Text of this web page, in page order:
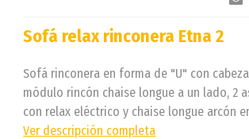
Sofá relax rinconera Etna 2
Sofá rinconera en forma de "U" con
módulo rincón chaise longue a un lado, 2
con relax eléctrico y chaise longue arcón
Ver descripción completa